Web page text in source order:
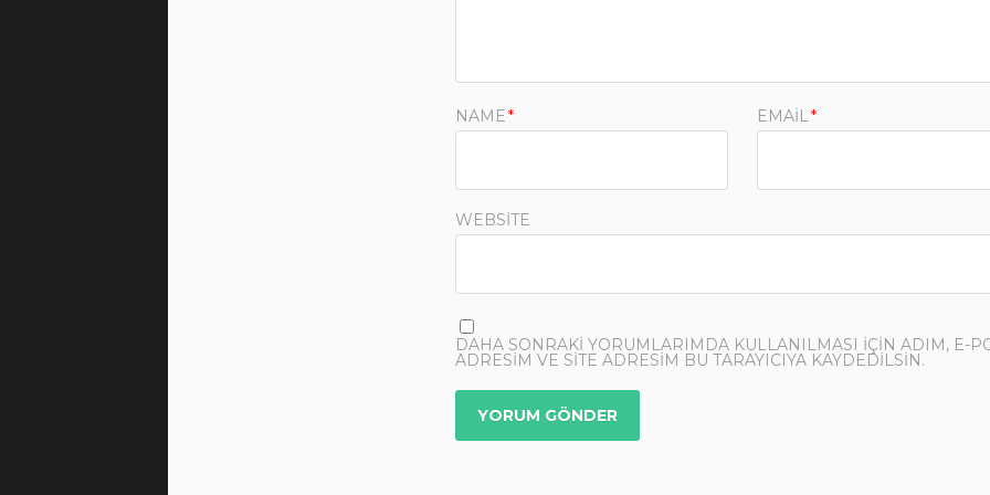
NAME* EMAIL*
WEBSITE
DAHA SONRAKI YORUMLARIMDA KULLANILMASI IÇIN ADIM, E-
ADRESIM VE SITE ADRESIM BU TARAYICIYA KAYDEDILSIN.